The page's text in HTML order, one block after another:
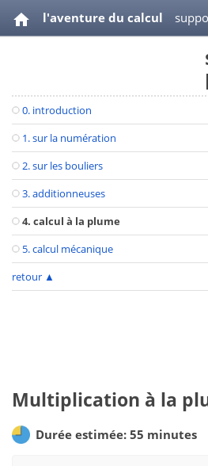
l'aventure du calcul
0. introduction
1. sur la numération
2. sur les bouliers
3. additionneuses
4. calcul à la plume
5. calcul mécanique
retour ▲
Multiplication à la
Durée estimée: 55 minutes